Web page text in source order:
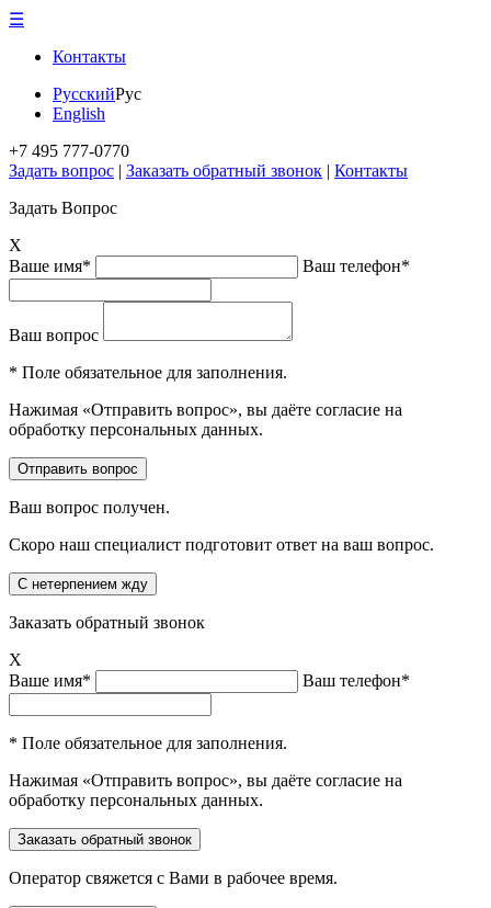
☰
Контакты
РусскийРус
English
+7 495 777-0770
Задать вопрос | Заказать обратный звонок | Контакты
Задать Вопрос
X
Ваше имя*
Ваш телефон*
Ваш вопрос
* Поле обязательное для заполнения.
Нажимая «Отправить вопрос», вы даёте согласие на
обработку персональных данных.
Ваш вопрос получен.
Скоро наш специалист подготовит ответ на ваш вопрос.
Заказать обратный звонок
X
Ваше имя*
Ваш телефон*
* Поле обязательное для заполнения.
Нажимая «Отправить вопрос», вы даёте согласие на
обработку персональных данных.
Оператор свяжется с Вами в рабочее время.